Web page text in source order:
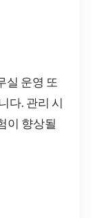
실 운영 또
다. 관리 시
이 향상될